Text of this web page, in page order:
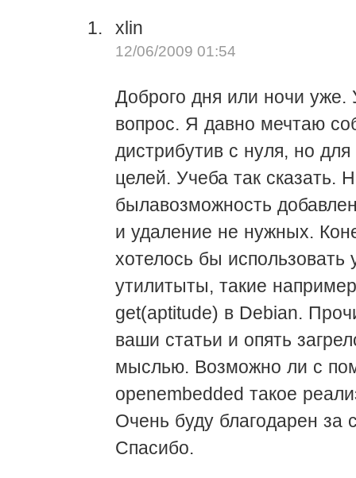
xlin
12/06/2009 01:54
Доброго дня или ночи уже.
вопрос. Я давно мечтаю
дистрибутив с нуля, но
целей. Учеба так сказать.
былавозможность
и удаление не нужных.
хотелось бы использовать
утилитыты, такие
get(aptitude) в Debian.
ваши статьи и опять
мыслью. Возможно ли с
openembedded такое
Очень буду благодарен за
Спасибо.